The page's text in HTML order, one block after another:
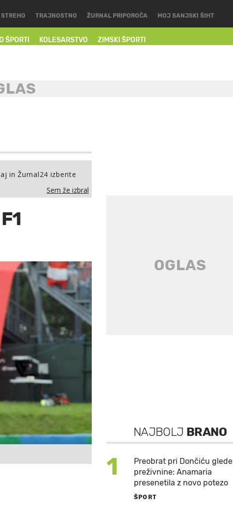
ŠPORTI KOLESARSTVO ZIMSKI ŠPORTI
STREHO TRAJNOSTNO ŽURNAL PRIPOROČA MOJ SANJSKI ŠIHT
in Žurnal24 izberite
Sem že izbral
NAJBOLJ BRANO
1
Preobrat pri Dončiću glede
preživnine: Anamaria
presenetila z novo potezo
ŠPORT